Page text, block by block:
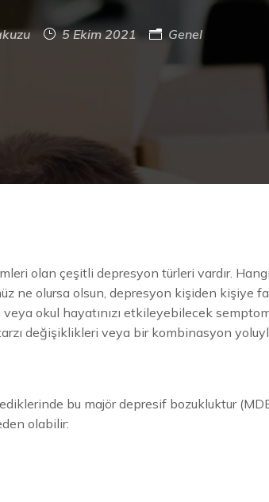
5 Ekim 2021 Genel
olan çeşitli depresyon türleri vardır.
ne olursa olsun, depresyon kişiden kişiye
okul hayatınızı etkileyebilecek
değişiklikleri veya bir kombinasyon
bu majör depresif bozukluktur
olabilir: